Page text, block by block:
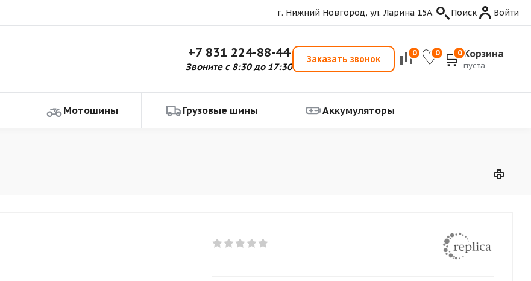
г. Нижний Новгород, ул. Ларина 15А. Поиск Войти
+7 831 224-88-44
Звоните с 8:30 до 17:30
Заказать звонок
0 0 0 Корзина
пуста
Мотошины Грузовые шины Аккумуляторы